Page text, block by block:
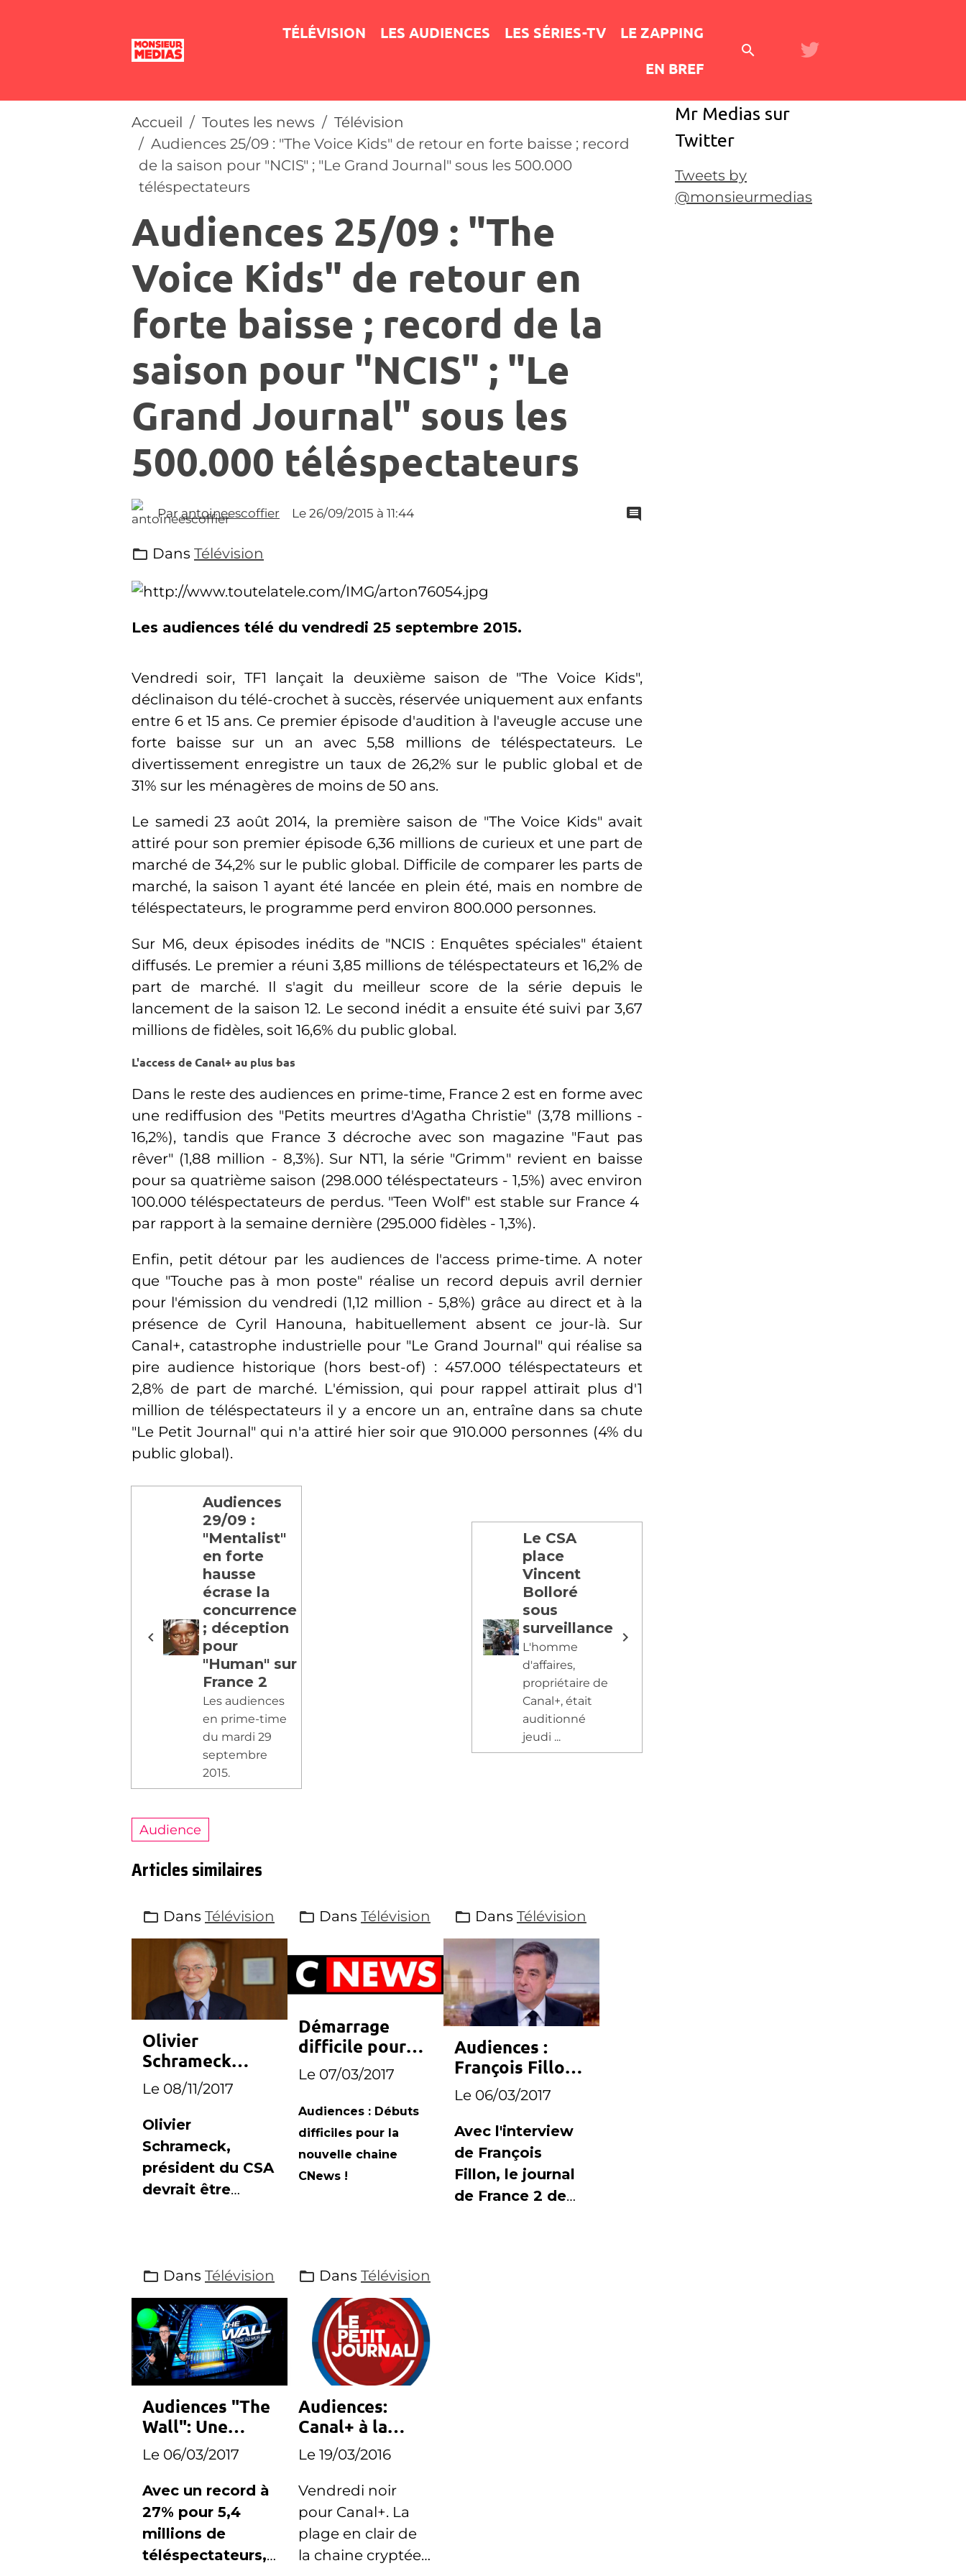
TÉLÉVISION LES AUDIENCES LES SÉRIES-TV
LE ZAPPING
EN BREF
Accueil Toutes les news
Télévision
Audiences 25/09 : "The Voice Kids" de retour en forte baisse ; record
de la saison pour "NCIS" ; "Le Grand Journal" sous les 500.000
téléspectateurs
Audiences 25/09 : "The
Voice Kids" de retour en
forte baisse ; record de la
saison pour "NCIS" ; "Le
Grand Journal" sous les
500.000 téléspectateurs
Parantoineescoffier Le 26/09/2015 à 11:44
Dans Télévision
Les audiences télé du vendredi 25 septembre 2015.
Vendredi soir, TF1 lançait la deuxième saison de "The Voice Kids",
déclinaison du télé-crochet à succès, réservée uniquement aux enfants
entre 6 et 15 ans. Ce premier épisode d'audition à l'aveugle accuse une
forte baisse sur un an avec 5,58 millions de téléspectateurs. Le
divertissement enregistre un taux de 26,2% sur le public global et de
31% sur les ménagères de moins de 50 ans.
Le samedi 23 août 2014, la première saison de "The Voice Kids" avait
attiré pour son premier épisode 6,36 millions de curieux et une part de
marché de 34,2% sur le public global. Difficile de comparer les parts de
marché, la saison 1 ayant été lancée en plein été, mais en nombre de
téléspectateurs, le programme perd environ 800.000 personnes.
Sur M6, deux épisodes inédits de "NCIS : Enquêtes spéciales" étaient
diffusés. Le premier a réuni 3,85 millions de téléspectateurs et 16,2% de
part de marché. Il s'agit du meilleur score de la série depuis le
lancement de la saison 12. Le second inédit a ensuite été suivi par 3,67
millions de fidèles, soit 16,6% du public global.
L'access de Canal+ au plus bas
Dans le reste des audiences en prime-time, France 2 est en forme avec
une rediffusion des "Petits meurtres d'Agatha Christie" (3,78 millions -
16,2%), tandis que France 3 décroche avec son magazine "Faut pas
rêver" (1,88 million - 8,3%). Sur NT1, la série "Grimm" revient en baisse
pour sa quatrième saison (298.000 téléspectateurs - 1,5%) avec environ
100.000 téléspectateurs de perdus. "Teen Wolf" est stable sur France 4
par rapport à la semaine dernière (295.000 fidèles - 1,3%).
Enfin, petit détour par les audiences de l'access prime-time. A noter
que "Touche pas à mon poste" réalise un record depuis avril dernier
pour l'émission du vendredi (1,12 million - 5,8%) grâce au direct et à la
présence de Cyril Hanouna, habituellement absent ce jour-là. Sur
Canal+, catastrophe industrielle pour "Le Grand Journal" qui réalise sa
pire audience historique (hors best-of) : 457.000 téléspectateurs et
2,8% de part de marché. L'émission, qui pour rappel attirait plus d'1
million de téléspectateurs il y a encore un an, entraîne dans sa chute
"Le Petit Journal" qui n'a attiré hier soir que 910.000 personnes (4% du
public global).
Audiences
29/09 :
"Mentalist"
en forte
hausse
écrase la
concurrence
; déception
pour
"Human" sur
France 2
Les audiences
en prime-time
du mardi 29
septembre
2015.
Le CSA
place
Vincent
Bolloré
sous
surveillance
L'homme
d'affaires,
propriétaire de
Canal+, était
auditionné
jeudi ...
Audience
Articles similaires
Dans Télévision
Olivier
Schrameck
nommé
président du
RIRM
Le 08/11/2017
Olivier
Schrameck,
président du CSA
devrait être
Dans Télévision
Démarrage
difficile pour
CNews
Le 07/03/2017
Audiences : Débuts
difficiles pour la
nouvelle chaine
CNews !
Dans Télévision
Audiences :
François Fillon
offre le record
au journal de
France 2
Le 06/03/2017
Avec l'interview
de François
Fillon, le journal
de France 2 de
Dans Télévision
Audiences "The
Wall": Une
bonne semaine
pour TF1
Le 06/03/2017
Avec un record à
27% pour 5,4
millions de
téléspectateurs,
Dans Télévision
Audiences:
Canal+ à la
ramasse ce
vendredi
Le 19/03/2016
Vendredi noir
pour Canal+. La
plage en clair de
la chaine cryptée
Mr Medias sur
Twitter
Tweets by
@monsieurmedias